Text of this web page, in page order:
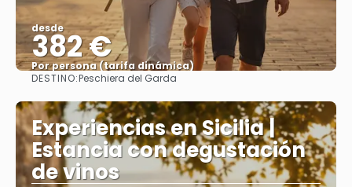
desde
382 €
Por persona (tarifa dinámica)
Ver más
DESTINO:Peschiera del Garda
Experiencias en Sicilia |
Estancia con degustación
de vinos